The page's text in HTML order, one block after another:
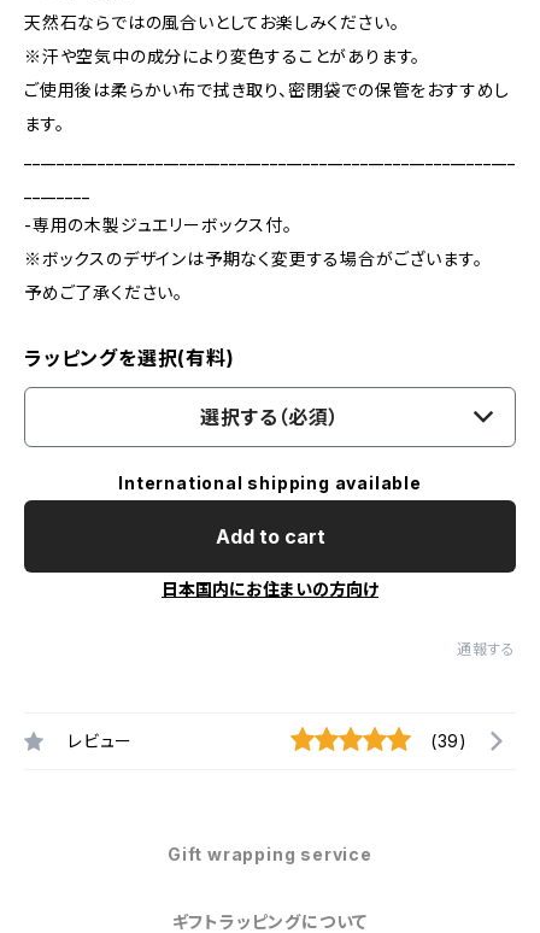
天然石ならではの風合いとしてお楽しみください。
※汗や空気中の成分により変色することがあります。
ご使用後は柔らかい布で拭き取り、密閉袋での保管をおすすめし
ます。
-専用の木製ジュエリーボックス付。
※ボックスのデザインは予期なく変更する場合がございます。
予めご了承ください。
ラッピングを選択(有料)
選択する（必須）
International shipping available
Add to cart
日本国内にお住まいの方向け
通報する
レビュー (39)
Gift wrapping service
ギフトラッピングについて